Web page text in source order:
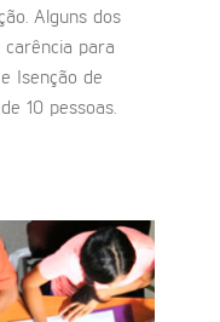
Alguns dos
carência para
Isenção de
10 pessoas.